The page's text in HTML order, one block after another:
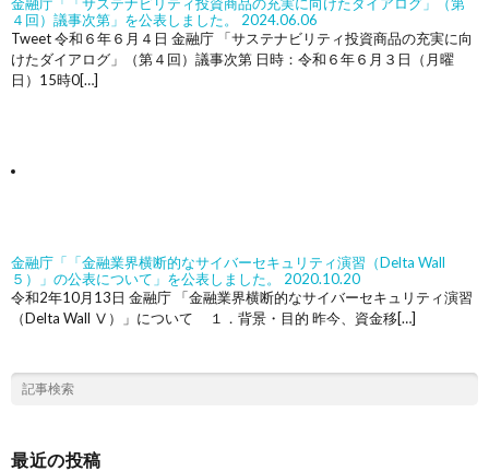
４回）議事次第」を公表しました。
2024.06.06
Tweet 令和６年６月４日 金融庁 「サステナビリティ投資商品の充実に向
けたダイアログ」（第４回）議事次第 日時：令和６年６月３日（月曜
日）15時0[…]
金融庁「「金融業界横断的なサイバーセキュリティ演習（Delta Wall
５）」の公表について」を公表しました。
2020.10.20
令和2年10月13日 金融庁 「金融業界横断的なサイバーセキュリティ演習
（Delta Wall Ⅴ）」について １．背景・目的 昨今、資金移[…]
最近の投稿